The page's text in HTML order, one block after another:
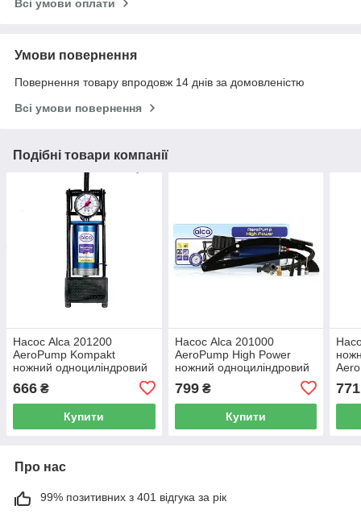
Всі умови оплати
Умови повернення
Повернення товару впродовж 14 днів за домовленістю
Всі умови повернення
Подібні товари компанії
Насос Alca 201200
AeroPump Kompakt
ножний одноциліндровий
666 ₴
Купити
Насос Alca 201000
AeroPump High Power
ножний одноциліндровий
799₴
Купити
771
Про нас
99% позитивних з 401 відгука за рік